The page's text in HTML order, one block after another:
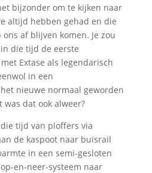
bijzonder om te kijken naar
altijd hebben gehad en die
af blijven komen. Je zou
die tijd de eerste
Extase als legendarisch
in een
nieuwe normaal geworden
dat ook alweer?
tijd van ploffers via
de kaspoot naar buisrail
in een semi-gesloten
en-neer-systeem naar